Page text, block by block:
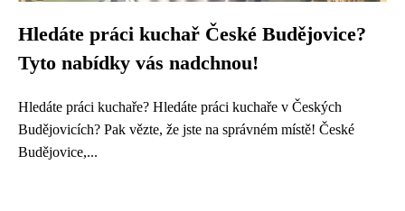
Hledáte práci kuchař České Budějovice?
Tyto nabídky vás nadchnou!
Hledáte práci kuchaře? Hledáte práci kuchaře v Českých
Budějovicích? Pak vězte, že jste na správném místě! České
Budějovice,...